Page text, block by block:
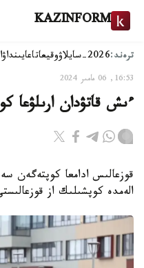
KAZINFORM
ترەند:2026-سايلاۋ وقيعاتاعايىنداۋ
16:53, 06 مامىر 2024
ءىش قاتۋدان ارىلۋعا
قوزعالىس ادامعا كوپتەگەن
الەمدە كوپشىلىك از